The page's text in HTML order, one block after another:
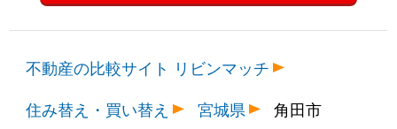
不動産の比較サイト リビンマッチ
住み替え・買い替え
宮城県 角田市